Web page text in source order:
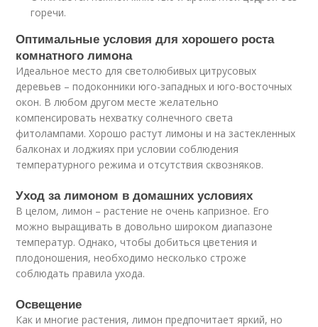
горечи.
Оптимальные условия для хорошего роста
комнатного лимона
Идеальное место для светолюбивых цитрусовых
деревьев – подоконники юго-западных и юго-восточных
окон. В любом другом месте желательно
компенсировать нехватку солнечного света
фитолампами. Хорошо растут лимоны и на застекленных
балконах и лоджиях при условии соблюдения
температурного режима и отсутствия сквозняков.
Уход за лимоном в домашних условиях
В целом, лимон – растение не очень капризное. Его
можно выращивать в довольно широком диапазоне
температур. Однако, чтобы добиться цветения и
плодоношения, необходимо несколько строже
соблюдать правила ухода.
Освещение
Как и многие растения, лимон предпочитает яркий, но